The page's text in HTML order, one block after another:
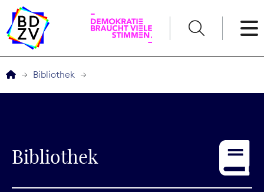
Service
Bibliothek
Bibliothek